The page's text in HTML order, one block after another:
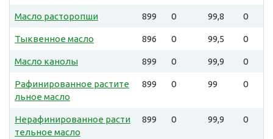
Масло расторопши 899 0 99,8 0
Тыквенное масло 896 0 99,5 0
Масло канолы 899 0 99,9 0
Рафинированное растите
льное масло
899 0 99 0
Нерафинированное расти
тельное масло
899 0 99,9 0